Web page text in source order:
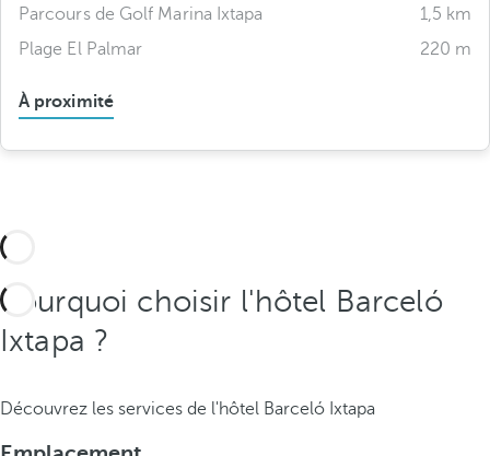
Parcours de Golf Marina Ixtapa
1,5 km
Plage El Palmar
220 m
À proximité
Pourquoi choisir l'hôtel Barceló
Ixtapa ?
Découvrez les services de l'hôtel Barceló Ixtapa